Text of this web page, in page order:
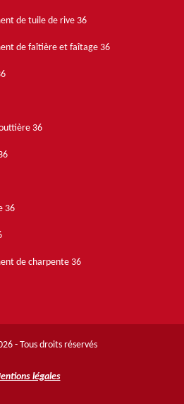
de tuile de rive 36
de faîtière et faîtage 36
36
36
de charpente 36
- Tous droits réservés
légales